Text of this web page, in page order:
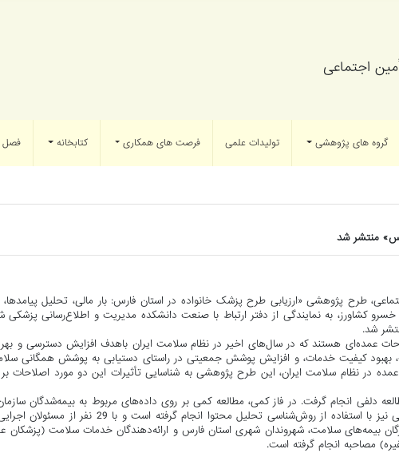
اجتماعی
گروه های پژوهشی تولیدات علمی فرصت های همکاری کتابخانه فصل
منتشر شد
طرح پژوهشی «ارزیابی طرح پزشک خانواده در استان فارس: بار مالی، تحلیل پیامدها،
کشاورز، به نمایندگی از دفتر ارتباط با صنعت دانشکده مدیریت و اطلاع‌رسانی پزشکی
شد.
عمده‌ای هستند که در سال‌های اخیر در نظام سلامت ایران باهدف افزایش دسترسی و
بهبود کیفیت خدمات، و افزایش پوشش جمعیتی در راستای دستیابی به پوشش همگانی
در نظام سلامت ایران، این طرح پژوهشی به شناسایی تأثیرات این دو مورد اصلاحات
دلفی انجام گرفت. در فاز کمی، مطالعه کمی بر روی داده‌های مربوط به بیمه‌شدگان
تأمین اجتماعی در استان فارس انجام شده است. فاز کیفی نیز با استفاده از روش‌شناسی تحلیل محتوا انجام گرفته
بیمه‌های سلامت، شهروندان شهری استان فارس و ارائه‌دهندگان خدمات سلامت (پزشکان
مصاحبه انجام گرفته است.